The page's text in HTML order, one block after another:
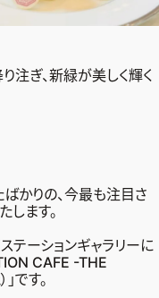
発信しています。
ガジン、
ントへの応募など
ちら
注ぎ、新緑が美しく輝く
かりの、今最も注目さ
ます。
テーションギャラリーに
CAFE -THE
です。